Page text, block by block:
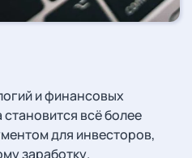
и финансовых
всё более
для инвесторов,
заработку.